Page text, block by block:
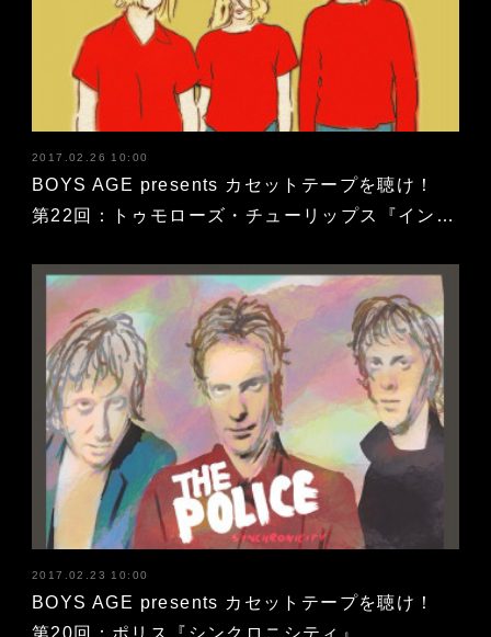
2017.02.26 10:00
BOYS AGE presents カセットテープを聴け！
第22回：トゥモローズ・チューリップス『イン…
2017.02.23 10:00
BOYS AGE presents カセットテープを聴け！
第20回：ポリス『シンクロニシティ』